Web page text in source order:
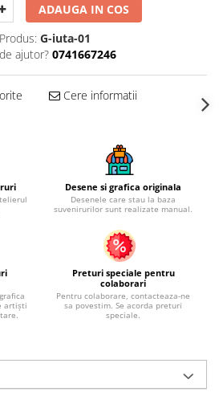
ADAUGA IN COS
G-iuta-01
ajutor? 0741667246
Cere informatii
Desene si grafica originala
Desenele care stau la baza
suvenirurilor sunt realizate manual.
artiști
Preturi speciale pentru
colaborari
Pentru colaborare, contacteaza-ne
sa povestim. Se acorda preturi
speciale.